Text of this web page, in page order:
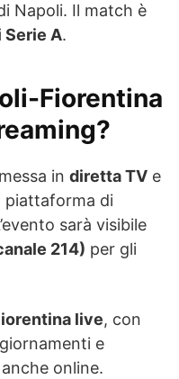
Napoli. Il match è
Serie A.
Fiorentina
in diretta TV e
piattaforma di
sarà visibile
214) per gli
live, con
e
online.